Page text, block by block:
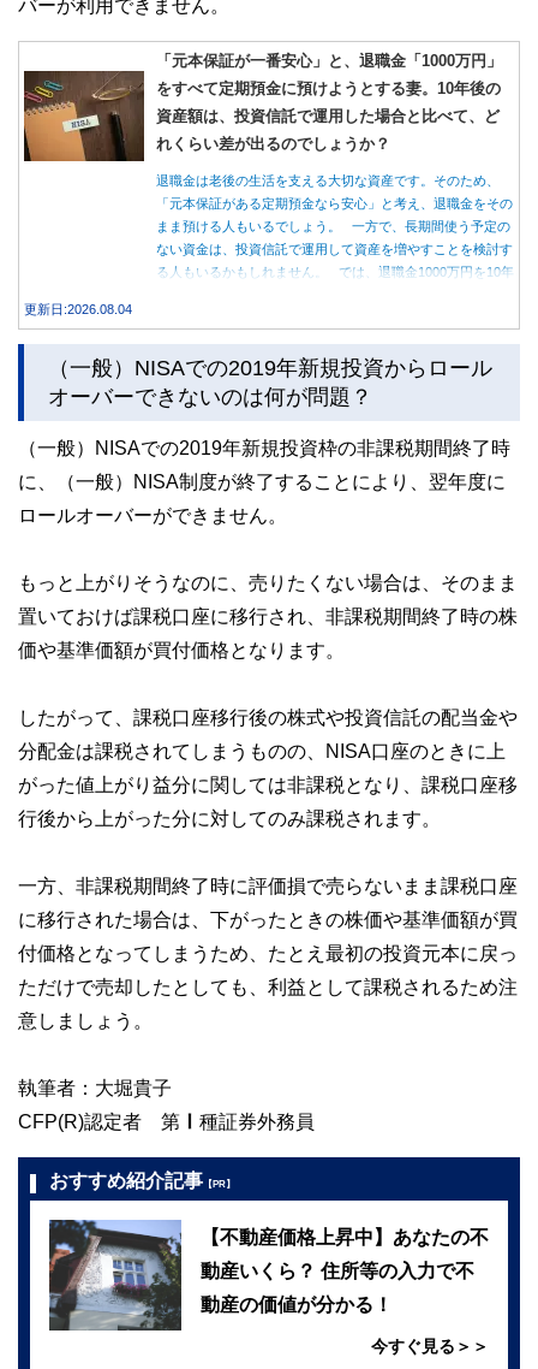
バーが利用できません。
「元本保証が一番安心」と、退職金「1000万円」
をすべて定期預金に預けようとする妻。10年後の
資産額は、投資信託で運用した場合と比べて、ど
れくらい差が出るのでしょうか？
退職金は老後の生活を支える大切な資産です。そのため、
「元本保証がある定期預金なら安心」と考え、退職金をその
まま預ける人もいるでしょう。 一方で、長期間使う予定の
ない資金は、投資信託で運用して資産を増やすことを検討す
る人もいるかもしれません。 では、退職金1000万円を10年
レーションします。
更新日:2026.08.04
（一般）NISAでの2019年新規投資からロール
オーバーできないのは何が問題？
（一般）NISAでの2019年新規投資枠の非課税期間終了時
に、（一般）NISA制度が終了することにより、翌年度に
ロールオーバーができません。
もっと上がりそうなのに、売りたくない場合は、そのまま
置いておけば課税口座に移行され、非課税期間終了時の株
価や基準価額が買付価格となります。
したがって、課税口座移行後の株式や投資信託の配当金や
分配金は課税されてしまうものの、NISA口座のときに上
がった値上がり益分に関しては非課税となり、課税口座移
行後から上がった分に対してのみ課税されます。
一方、非課税期間終了時に評価損で売らないまま課税口座
に移行された場合は、下がったときの株価や基準価額が買
付価格となってしまうため、たとえ最初の投資元本に戻っ
ただけで売却したとしても、利益として課税されるため注
意しましょう。
執筆者：大堀貴子
CFP(R)認定者 第Ⅰ種証券外務員
おすすめ紹介記事 【PR】
【不動産価格上昇中】あなたの不
動産いくら？ 住所等の入力で不
動産の価値が分かる！
今すぐ見る＞＞